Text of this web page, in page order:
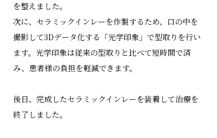
を整えました。
次に、セラミックインレーを作製するため、口の中を
撮影して3Dデータ化する「光学印象」で型取りを行い
ます。光学印象は従来の型取りと比べて短時間で済
み、患者様の負担を軽減できます。
後日、完成したセラミックインレーを装着して治療を
終了しました。